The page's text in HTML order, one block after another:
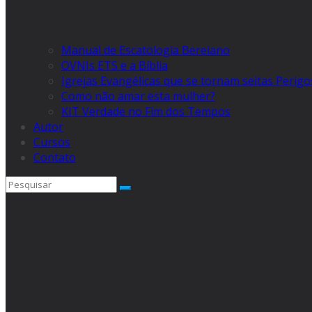
Manual de Escatologia Bereiano
OVNIs ETS e a Bíblia
Igrejas Evangélicas que se tornam seitas
Como não amar esta mulher?
KIT Verdade no Fim dos Tempos
Autor
Cursos
Contato